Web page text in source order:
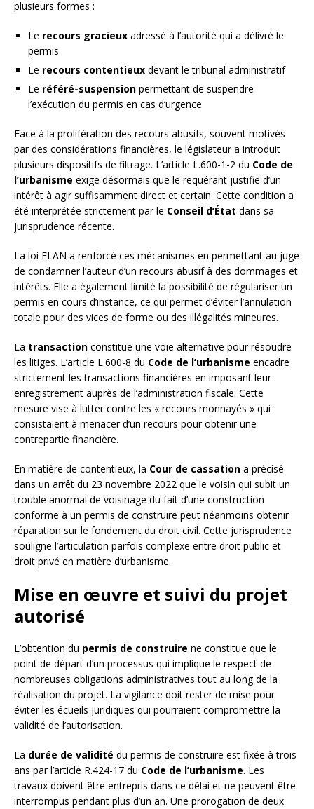
plusieurs formes :
Le recours gracieux adressé à l’autorité qui a délivré le
permis
Le recours contentieux devant le tribunal administratif
Le référé-suspension permettant de suspendre
l’exécution du permis en cas d’urgence
Face à la prolifération des recours abusifs, souvent motivés
par des considérations financières, le législateur a introduit
plusieurs dispositifs de filtrage. L’article L.600-1-2 du Code de
l’urbanisme exige désormais que le requérant justifie d’un
intérêt à agir suffisamment direct et certain. Cette condition a
été interprétée strictement par le Conseil d’État dans sa
jurisprudence récente.
La loi ELAN a renforcé ces mécanismes en permettant au juge
de condamner l’auteur d’un recours abusif à des dommages et
intérêts. Elle a également limité la possibilité de régulariser un
permis en cours d’instance, ce qui permet d’éviter l’annulation
totale pour des vices de forme ou des illégalités mineures.
La transaction constitue une voie alternative pour résoudre
les litiges. L’article L.600-8 du Code de l’urbanisme encadre
strictement les transactions financières en imposant leur
enregistrement auprès de l’administration fiscale. Cette
mesure vise à lutter contre les « recours monnayés » qui
consistaient à menacer d’un recours pour obtenir une
contrepartie financière.
En matière de contentieux, la Cour de cassation a précisé
dans un arrêt du 23 novembre 2022 que le voisin qui subit un
trouble anormal de voisinage du fait d’une construction
conforme à un permis de construire peut néanmoins obtenir
réparation sur le fondement du droit civil. Cette jurisprudence
souligne l’articulation parfois complexe entre droit public et
droit privé en matière d’urbanisme.
Mise en œuvre et suivi du projet
autorisé
L’obtention du permis de construire ne constitue que le
point de départ d’un processus qui implique le respect de
nombreuses obligations administratives tout au long de la
réalisation du projet. La vigilance doit rester de mise pour
éviter les écueils juridiques qui pourraient compromettre la
validité de l’autorisation.
La durée de validité du permis de construire est fixée à trois
ans par l’article R.424-17 du Code de l’urbanisme. Les
travaux doivent être entrepris dans ce délai et ne peuvent être
interrompus pendant plus d’un an. Une prorogation de deux